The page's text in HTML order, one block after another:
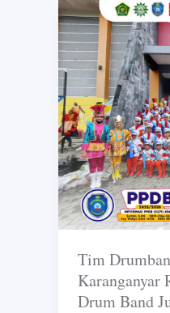
Tim
Karanganyar
Drum Band
Tim
Drumband
MI
Muhammadiyah
Karanganyar
Raih
7
Piala
di
Festival
Drum
Junior
2024